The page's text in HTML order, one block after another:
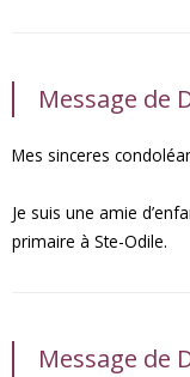
Message de
Mes sinceres
Je suis une amie
primaire à Ste-Odile.
Message de